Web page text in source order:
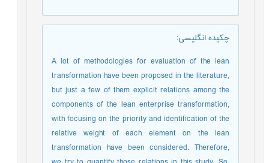
چکیده انگلیسی:
A lot of methodologies for evaluation of the lean
transformation have been proposed in the literature,
but just a few of them explicit relations among the
components of the lean enterprise transformation,
with focusing on the priority and identification of the
relative weight of each element on the lean
transformation have been considered. Therefore,